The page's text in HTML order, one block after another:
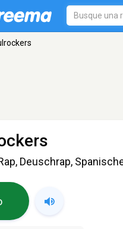
Deuschrap,